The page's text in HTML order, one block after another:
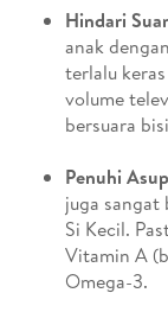
Hindari
anak
terlalu
volume
bersuara
Penuhi
juga sangat
Si Kecil.
Vitamin A
Omega-3.